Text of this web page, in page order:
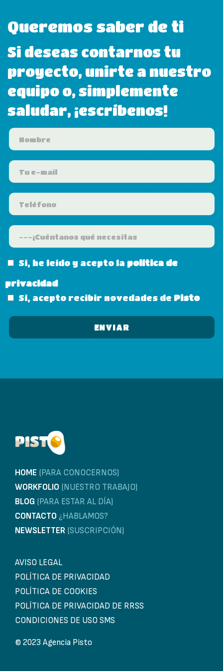
Queremos saber de ti
Si deseas contarnos tu
proyecto, unirte a nuestro
equipo o, simplemente
saludar, ¡escríbenos!
Sí, he leído y acepto la política de
privacidad
Sí, acepto recibir novedades de Pisto
HOME (PARA CONOCERNOS)
WORKFOLIO (NUESTRO TRABAJO)
BLOG (PARA ESTAR AL DÍA)
CONTACTO ¿HABLAMOS?
NEWSLETTER (SUSCRIPCIÓN)
AVISO LEGAL
POLÍTICA DE PRIVACIDAD
POLÍTICA DE COOKIES
POLÍTICA DE PRIVACIDAD DE RRSS
CONDICIONES DE USO SMS
© 2023 Agencia Pisto